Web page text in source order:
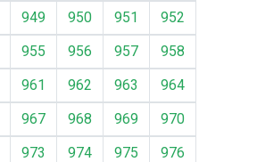
949 950 951
952
955 956 957
958
961 962 963
964
967 968 969
970
973 974 975
976